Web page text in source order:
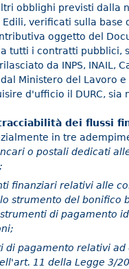
obblighi previsti dalla
Edili, verificati sulla
oggetto del
tutti i contratti pubblici,
da INPS, INAIL,
Ministero del Lavoro
d'ufficio il DURC,
dei flussi
in tre
o postali dedicati
finanziari relativi alle
strumento del bonifico
di pagamento
di pagamento relativi ad
11 della Legge 3/